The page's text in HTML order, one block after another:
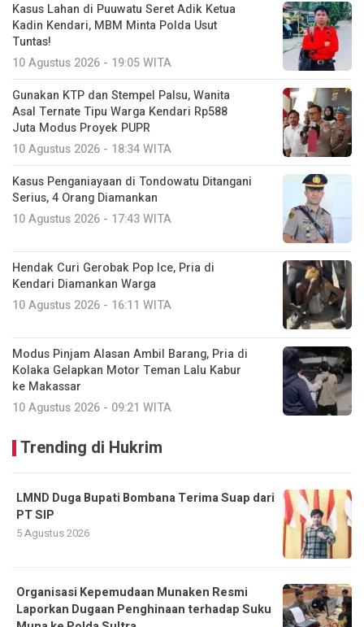
Kasus Lahan di Puuwatu Seret Adik Ketua
Kadin Kendari, MBM Minta Polda Usut
Tuntas!
10 Agustus 2026 - 19:05 WITA
Gunakan KTP dan Stempel Palsu, Wanita
Asal Ternate Tipu Warga Kendari Rp588
Juta Modus Proyek PUPR
10 Agustus 2026 - 18:34 WITA
Kasus Penganiayaan di Tondowatu Ditangani
Serius, 4 Orang Diamankan
10 Agustus 2026 - 17:43 WITA
Hendak Curi Gerobak Pop Ice, Pria di
Kendari Diamankan Warga
10 Agustus 2026 - 16:11 WITA
Modus Pinjam Alasan Ambil Barang, Pria di
Kolaka Gelapkan Motor Teman Lalu Kabur
ke Makassar
10 Agustus 2026 - 09:21 WITA
Trending di Hukrim
LMND Duga Bupati Bombana Terima Suap dari
PT SIP
5 Agustus 2026
Organisasi Kepemudaan Munaken Resmi
Laporkan Dugaan Penghinaan terhadap Suku